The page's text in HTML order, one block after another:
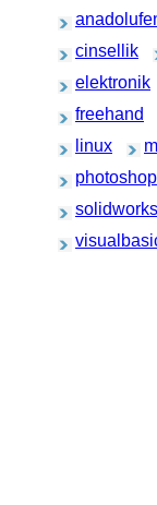
cinsellik
elektronik
freehand
linux
photoshop
solidworks